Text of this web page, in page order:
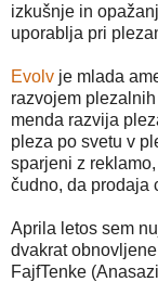
izkušnje in
uporablja pri
Evolv je mlada
razvojem
menda razvija
pleza po svetu v
sparjeni z
čudno, da prodaja
Aprila letos sem
dvakrat obnovljene
FajfTenke (Anasazi